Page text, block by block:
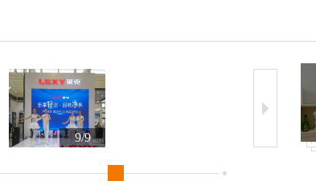
9/9